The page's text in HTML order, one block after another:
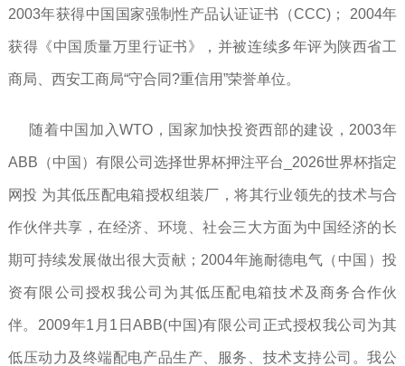
2003年获得中国国家强制性产品认证证书（CCC)； 2004年
获得《中国质量万里行证书》，并被连续多年评为陕西省工
商局、西安工商局“守合同?重信用”荣誉单位。
随着中国加入WTO，国家加快投资西部的建设，2003年
ABB（中国）有限公司选择世界杯押注平台_2026世界杯指定
网投 为其低压配电箱授权组装厂，将其行业领先的技术与合
作伙伴共享，在经济、环境、社会三大方面为中国经济的长
期可持续发展做出很大贡献；2004年施耐德电气（中国）投
资有限公司授权我公司为其低压配电箱技术及商务合作伙
伴。2009年1月1日ABB(中国)有限公司正式授权我公司为其
低压动力及终端配电产品生产、服务、技术支持公司。我公